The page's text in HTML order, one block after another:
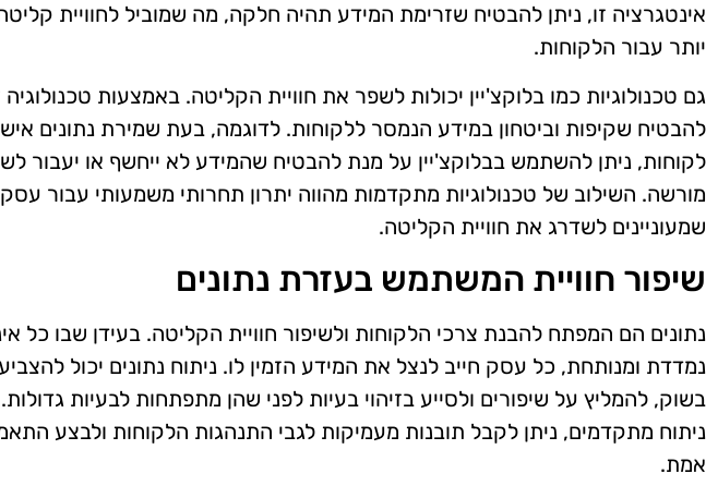
אינטגרציה זו, ניתן להבטיח שזרימת המידע תהיה חלקה, מה שמוביל לחוויית
יותר עבור הלקוחות.
גם טכנולוגיות כמו בלוקצ'יין יכולות לשפר את חוויית הקליטה. באמצעות טכנולוגיה
להבטיח שקיפות וביטחון במידע הנמסר ללקוחות. לדוגמה, בעת שמירת נתונים
לקוחות, ניתן להשתמש בבלוקצ'יין על מנת להבטיח שהמידע לא ייחשף או יעבור
מורשה. השילוב של טכנולוגיות מתקדמות מהווה יתרון תחרותי משמעותי עבור
שמעוניינים לשדרג את חוויית הקליטה.
שיפור חוויית המשתמש בעזרת נתונים
נתונים הם המפתח להבנת צרכי הלקוחות ולשיפור חוויית הקליטה. בעידן שבו כל
נמדדת ומנותחת, כל עסק חייב לנצל את המידע הזמין לו. ניתוח נתונים יכול
בשוק, להמליץ על שיפורים ולסייע בזיהוי בעיות לפני שהן מתפתחות לבעיות
ניתוח מתקדמים, ניתן לקבל תובנות מעמיקות לגבי התנהגות הלקוחות ולבצע
אמת.